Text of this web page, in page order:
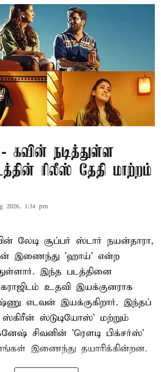
கவின் நடித்துள்ள
ரிலீஸ் தேதி மாற்றம்
2026, 1:34 pm
லேடி சூப்பர் ஸ்டார் நயன்தாரா,
இணைந்து 'ஹாய்' என்ற
இந்த படத்தினை
உதவி இயக்குனராக
எடவன் இயக்குகிறார். இந்தப்
ஸ்டுடியோஸ்' மற்றும்
சிவனின் 'ரௌடி பிக்சர்ஸ்'
இணைந்து தயாரிக்கின்றன.